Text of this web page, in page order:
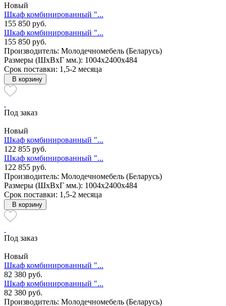
Новый
Шкаф комбинированный "...
155 850 руб.
Шкаф комбинированный "...
155 850 руб.
Производитель: Молодечномебель (Беларусь)
Размеры (ШxВxГ мм.): 1004x2400x484
Срок поставки: 1,5-2 месяца
В корзину
Под заказ
Новый
Шкаф комбинированный "...
122 855 руб.
Шкаф комбинированный "...
122 855 руб.
Производитель: Молодечномебель (Беларусь)
Размеры (ШxВxГ мм.): 1004x2400x484
Срок поставки: 1,5-2 месяца
В корзину
Под заказ
Новый
Шкаф комбинированный "...
82 380 руб.
Шкаф комбинированный "...
82 380 руб.
Производитель: Молодечномебель (Беларусь)